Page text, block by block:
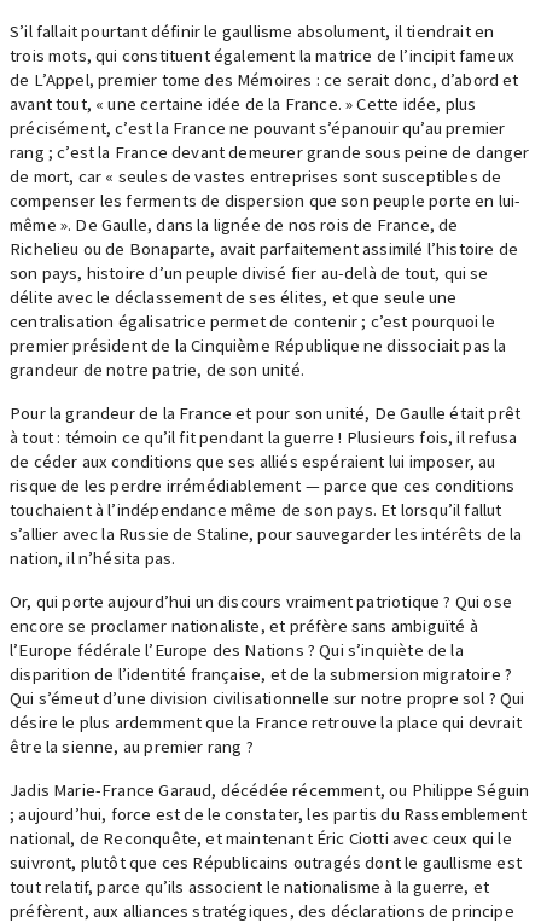
S’il fallait pourtant définir le gaullisme absolument, il tiendrait en
trois mots, qui constituent également la matrice de l’incipit fameux
de L’Appel, premier tome des Mémoires : ce serait donc, d’abord et
avant tout, « une certaine idée de la France. » Cette idée, plus
précisément, c’est la France ne pouvant s’épanouir qu’au premier
rang ; c’est la France devant demeurer grande sous peine de danger
de mort, car « seules de vastes entreprises sont susceptibles de
compenser les ferments de dispersion que son peuple porte en lui-
même ». De Gaulle, dans la lignée de nos rois de France, de
Richelieu ou de Bonaparte, avait parfaitement assimilé l’histoire de
son pays, histoire d’un peuple divisé fier au-delà de tout, qui se
délite avec le déclassement de ses élites, et que seule une
centralisation égalisatrice permet de contenir ; c’est pourquoi le
premier président de la Cinquième République ne dissociait pas la
grandeur de notre patrie, de son unité.
Pour la grandeur de la France et pour son unité, De Gaulle était prêt
à tout : témoin ce qu’il fit pendant la guerre ! Plusieurs fois, il refusa
de céder aux conditions que ses alliés espéraient lui imposer, au
risque de les perdre irrémédiablement — parce que ces conditions
touchaient à l’indépendance même de son pays. Et lorsqu’il fallut
s’allier avec la Russie de Staline, pour sauvegarder les intérêts de la
nation, il n’hésita pas.
Or, qui porte aujourd’hui un discours vraiment patriotique ? Qui ose
encore se proclamer nationaliste, et préfère sans ambiguïté à
l’Europe fédérale l’Europe des Nations ? Qui s’inquiète de la
disparition de l’identité française, et de la submersion migratoire ?
Qui s’émeut d’une division civilisationnelle sur notre propre sol ? Qui
désire le plus ardemment que la France retrouve la place qui devrait
être la sienne, au premier rang ?
Jadis Marie-France Garaud, décédée récemment, ou Philippe Séguin
; aujourd’hui, force est de le constater, les partis du Rassemblement
national, de Reconquête, et maintenant Éric Ciotti avec ceux qui le
suivront, plutôt que ces Républicains outragés dont le gaullisme est
tout relatif, parce qu’ils associent le nationalisme à la guerre, et
préfèrent, aux alliances stratégiques, des déclarations de principe